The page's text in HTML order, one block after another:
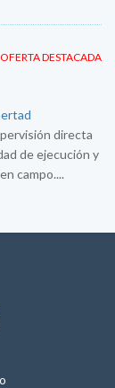
OFERTA DESTACADA
directa
de ejecución y
campo....